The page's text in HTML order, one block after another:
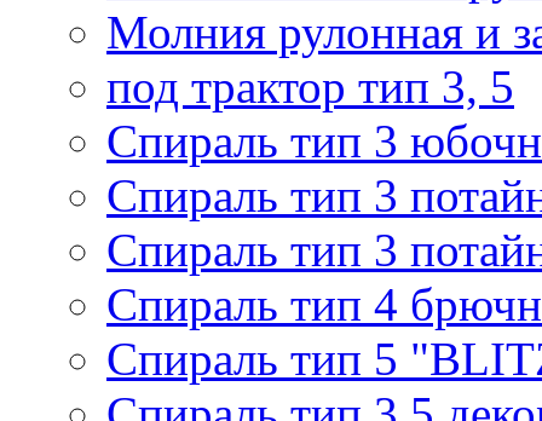
Молния рулонная и
под трактор тип 3, 5
Спираль тип 3
Спираль тип 3
Спираль тип 3
Спираль тип 4
Спираль тип 5